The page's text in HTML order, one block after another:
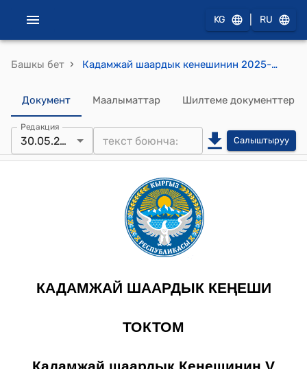
KG RU
Башкы бет › Кадамжай шаардык кенешинин 2025-жылдын 30-майындагы №49 "Кадамжай шаардык мэриясынын 2025-жылдын 30-майындагы 01-15-1259 “Кадамжай шаарынын Жийделик айылына фельдшердик акушердик пунктун (ФАП) куруу үчүн тиешелүү иш кагаздарын даярдоого акча каражатын ажыратып берүү жөнүндө” кайрылуусу" токтому
Документ Маалыматтар Шилтеме документтер
Редакция
30.05.2025 Салыштыруу